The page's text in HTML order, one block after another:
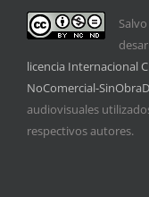
licencia Internacional
NoComercial-
audiovisuales
respectivos autores.